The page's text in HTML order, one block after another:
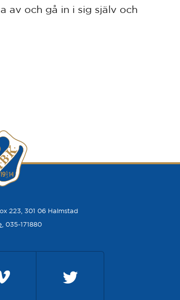
av och gå in i sig själv och
223, 301 06 Halmstad
, 035-171880